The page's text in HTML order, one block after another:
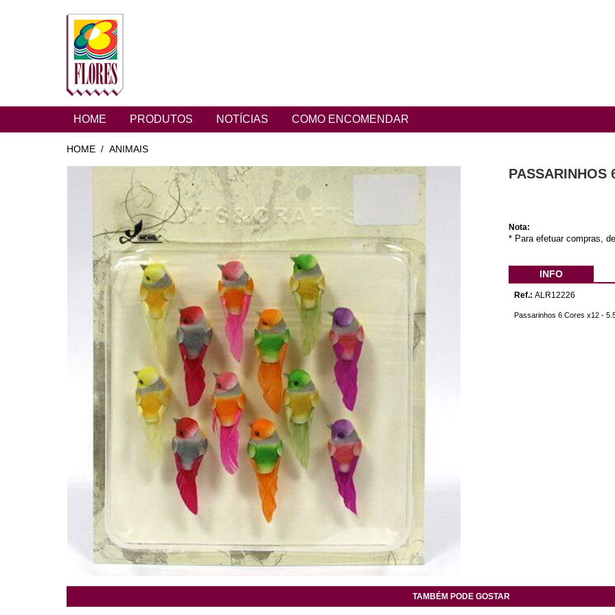
HOME PRODUTOS NOTÍCIAS COMO ENCOMENDAR
HOME / ANIMAIS
PASSARINHOS
Nota:
* Para efetuar compras,
INFO
Ref.: ALR12226
Passarinhos 6 Cores x12 -
TAMBÉM PODE GOSTAR